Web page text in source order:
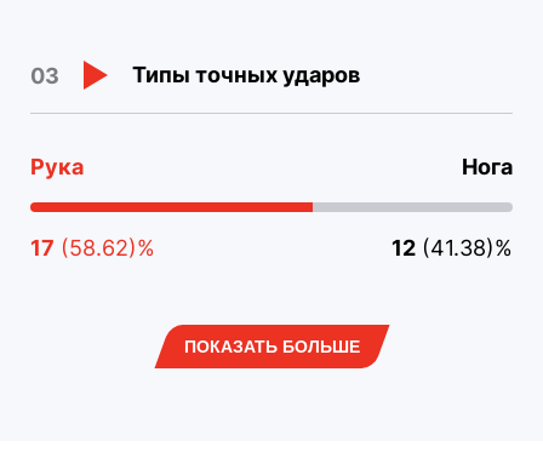
03 Типы точных ударов
Рука Нога
17 (58.62)% 12 (41.38)%
ПОКАЗАТЬ БОЛЬШЕ